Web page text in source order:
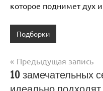
которое поднимет дух
Подборки
Навигация
по
Предыдущая запись
10 замечательных